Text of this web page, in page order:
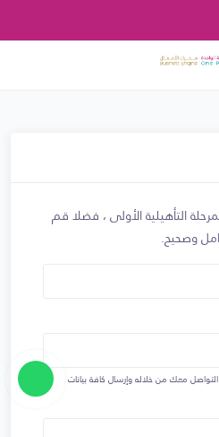
التأهيلية الأولى ، فضلا قم
وصحيح.
معك من خلاله وإرسال كافة بيانات